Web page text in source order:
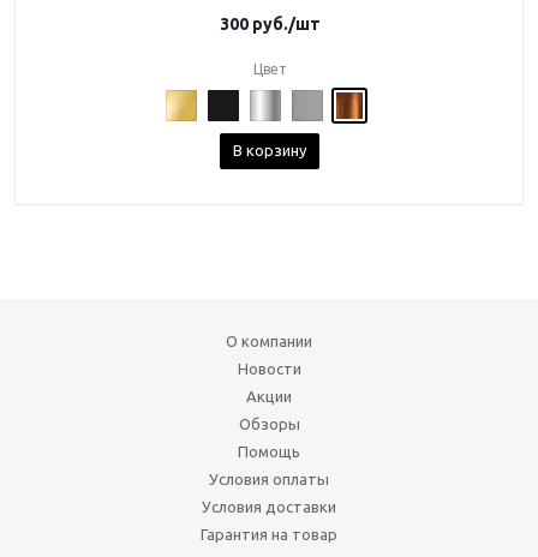
300руб./шт
Цвет
В корзину
О компании
Новости
Акции
Обзоры
Помощь
Условия оплаты
Условия доставки
Гарантия на товар